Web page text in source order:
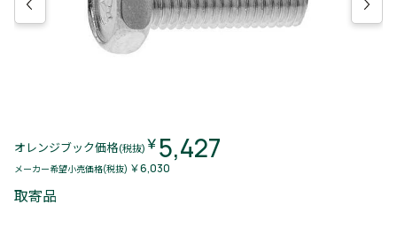
オレンジブック価格(税抜) ￥5,427
メーカー希望小売価格(税抜) ￥6,030
取寄品